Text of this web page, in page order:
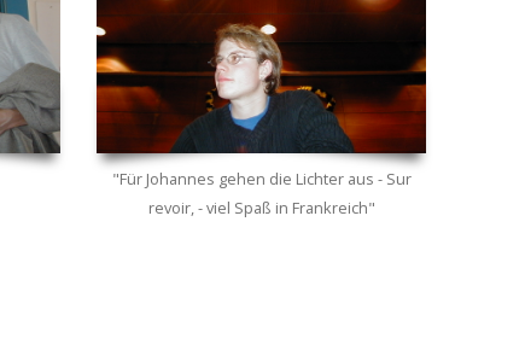
"Für Johannes gehen die Lichter aus - Sur
revoir, - viel Spaß in Frankreich"